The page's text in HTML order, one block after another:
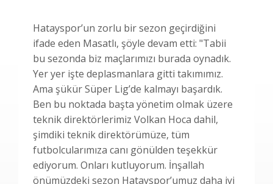
Hatayspor’un zorlu bir sezon geçirdiğini
ifade eden Masatlı, şöyle devam etti: "Tabii
bu sezonda biz maçlarımızı burada oynadık.
Yer yer işte deplasmanlara gitti takımımız.
Ama şükür Süper Lig’de kalmayı başardık.
Ben bu noktada başta yönetim olmak üzere
teknik direktörlerimiz Volkan Hoca dahil,
şimdiki teknik direktörümüze, tüm
futbolcularımıza canı gönülden teşekkür
ediyorum. Onları kutluyorum. İnşallah
önümüzdeki sezon Hatayspor’umuz daha iyi